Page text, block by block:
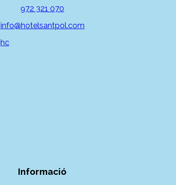
972 321 070
info@hotelsantpol.com
Informació